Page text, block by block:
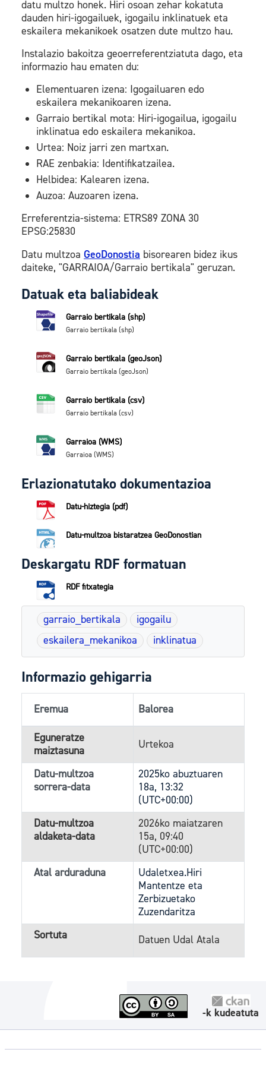
datu multzo honek. Hiri osoan zehar kokatuta
dauden hiri-igogailuek, igogailu inklinatuek eta
eskailera mekanikoek osatzen dute multzo hau.
Instalazio bakoitza geoerreferentziatuta dago, eta
informazio hau ematen du:
Elementuaren izena: Igogailuaren edo
eskailera mekanikoaren izena.
Garraio bertikal mota: Hiri-igogailua, igogailu
inklinatua edo eskailera mekanikoa.
Urtea: Noiz jarri zen martxan.
RAE zenbakia: Identifikatzailea.
Helbidea: Kalearen izena.
Auzoa: Auzoaren izena.
Erreferentzia-sistema: ETRS89 ZONA 30
EPSG:25830
Datu multzoa GeoDonostia bisorearen bidez ikus
daiteke, "GARRAIOA/Garraio bertikala" geruzan.
Datuak eta baliabideak
Garraio bertikala (shp)
Garraio bertikala (shp)
Garraio bertikala (geoJson)
Garraio bertikala (geoJson)
Garraio bertikala (csv)
Garraio bertikala (csv)
Garraioa (WMS)
Garraioa (WMS)
Erlazionatutako dokumentazioa
Datu-hiztegia (pdf)
Datu-multzoa bistaratzea GeoDonostian
Deskargatu RDF formatuan
RDF fitxategia
garraio_bertikala
igogailu
eskailera_mekanikoa
inklinatua
Informazio gehigarria
Eremua Balorea
Eguneratze
maiztasuna
Urtekoa
Datu-multzoa
sorrera-data
2025ko abuztuaren
18a, 13:32
(UTC+00:00)
Datu-multzoa
aldaketa-data
2026ko maiatzaren
15a, 09:40
(UTC+00:00)
Atal arduraduna
Udaletxea.Hiri
Mantentze eta
Zerbizuetako
Zuzendaritza
Sortuta
Datuen Udal Atala
-k kudeatuta